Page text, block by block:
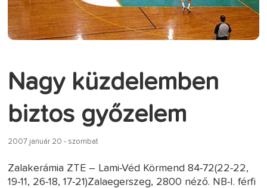
Nagy küzdelemben
biztos győzelem
2007 január 20 - szombat
Zalakerámia ZTE – Lami-Véd Körmend 84-72(22-22,
19-11, 26-18, 17-21)Zalaegerszeg, 2800 néző. NB-I. férfi